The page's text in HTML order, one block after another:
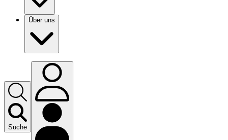
Über uns
Suche